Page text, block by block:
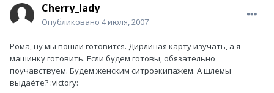
Cherry_lady
Опубликовано 4 июля, 2007
Рома, ну мы пошли готовится. Дирлиная карту изучать, а я
машинку готовить. Если будем готовы, обязательно
поучавствуем. Будем женским ситроэкипажем. А шлемы
выдаёте? :victory: